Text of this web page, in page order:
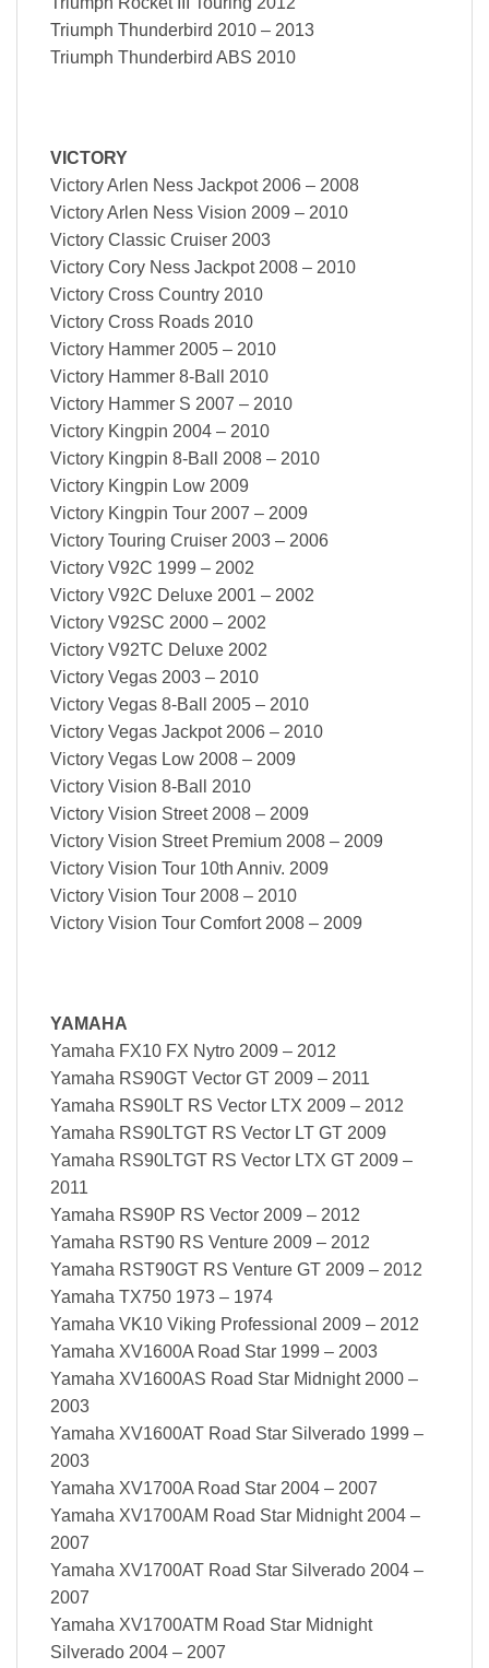
Triumph Thunderbird 2010 – 2013
Triumph Thunderbird ABS 2010
VICTORY
Victory Arlen Ness Jackpot 2006 – 2008
Victory Arlen Ness Vision 2009 – 2010
Victory Classic Cruiser 2003
Victory Cory Ness Jackpot 2008 – 2010
Victory Cross Country 2010
Victory Cross Roads 2010
Victory Hammer 2005 – 2010
Victory Hammer 8-Ball 2010
Victory Hammer S 2007 – 2010
Victory Kingpin 2004 – 2010
Victory Kingpin 8-Ball 2008 – 2010
Victory Kingpin Low 2009
Victory Kingpin Tour 2007 – 2009
Victory Touring Cruiser 2003 – 2006
Victory V92C 1999 – 2002
Victory V92C Deluxe 2001 – 2002
Victory V92SC 2000 – 2002
Victory V92TC Deluxe 2002
Victory Vegas 2003 – 2010
Victory Vegas 8-Ball 2005 – 2010
Victory Vegas Jackpot 2006 – 2010
Victory Vegas Low 2008 – 2009
Victory Vision 8-Ball 2010
Victory Vision Street 2008 – 2009
Victory Vision Street Premium 2008 – 2009
Victory Vision Tour 10th Anniv. 2009
Victory Vision Tour 2008 – 2010
Victory Vision Tour Comfort 2008 – 2009
YAMAHA
Yamaha FX10 FX Nytro 2009 – 2012
Yamaha RS90GT Vector GT 2009 – 2011
Yamaha RS90LT RS Vector LTX 2009 – 2012
Yamaha RS90LTGT RS Vector LT GT 2009
Yamaha RS90LTGT RS Vector LTX GT 2009 –
2011
Yamaha RS90P RS Vector 2009 – 2012
Yamaha RST90 RS Venture 2009 – 2012
Yamaha RST90GT RS Venture GT 2009 – 2012
Yamaha TX750 1973 – 1974
Yamaha VK10 Viking Professional 2009 – 2012
Yamaha XV1600A Road Star 1999 – 2003
Yamaha XV1600AS Road Star Midnight 2000 –
2003
Yamaha XV1600AT Road Star Silverado 1999 –
2003
Yamaha XV1700A Road Star 2004 – 2007
Yamaha XV1700AM Road Star Midnight 2004 –
2007
Yamaha XV1700AT Road Star Silverado 2004 –
2007
Yamaha XV1700ATM Road Star Midnight
Silverado 2004 – 2007